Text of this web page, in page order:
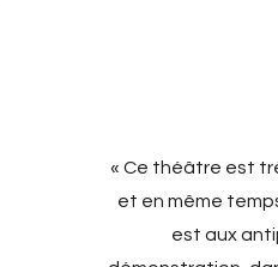
« Ce théâtre est
et en même
est aux